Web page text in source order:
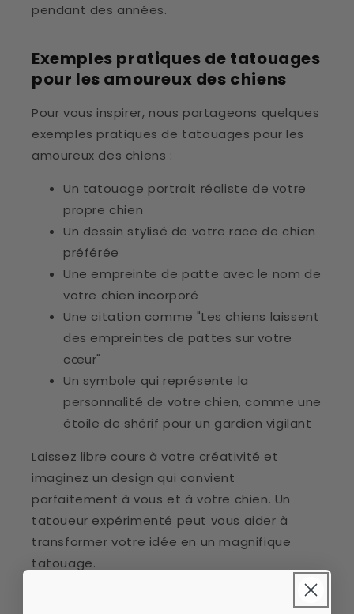
pendant des années.
Exemples pratiques de tatouages
​​pour les amoureux des chiens
Pour vous inspirer, nous partageons quelques
exemples pratiques de tatouages ​​pour les
amoureux des chiens :
Un tatouage portrait réaliste de votre
propre chien
Un dessin stylisé de votre race de chien
préférée
Une empreinte de patte avec le nom de
votre chien incorporé
Une citation comme "Les chiens laissent
des empreintes de pattes sur votre
cœur"
Un symbole qui représente la
personnalité de votre chien, comme une
étoile de shérif pour un gardien vigilant
Laissez libre cours à votre créativité et
imaginez un design qui convient
parfaitement à vous et à votre chien. Un
tatoueur expérimenté peut vous aider à
transformer votre idée en un magnifique
tatouage.